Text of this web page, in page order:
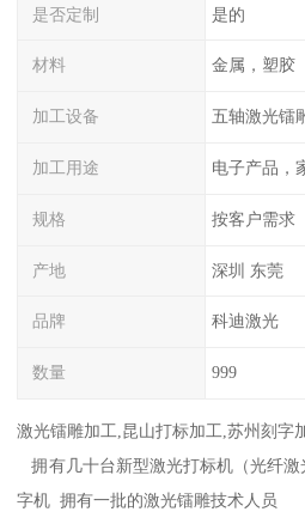
是否定制 是的
材料 金属，塑胶
加工设备 五轴激光镭
加工用途 电子产品，
规格 按客户需求
产地 深圳 东莞
品牌 科迪激光
数量 999
激光镭雕加工,昆山打标加工,苏州刻字
拥有几十台新型激光打标机（光纤激
字机 拥有一批的激光镭雕技术人员